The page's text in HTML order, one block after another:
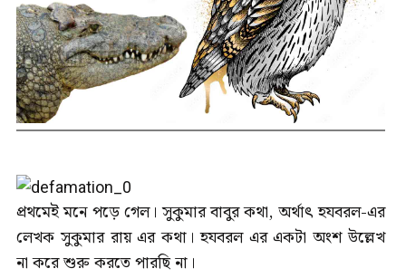
প্রথমেই মনে পড়ে গেল। সুকুমার বাবুর কথা, অর্থাৎ হযবরল-এর
লেখক সুকুমার রায় এর কথা। হযবরল এর একটা অংশ উল্লেখ
না করে শুরু করতে পারছি না।